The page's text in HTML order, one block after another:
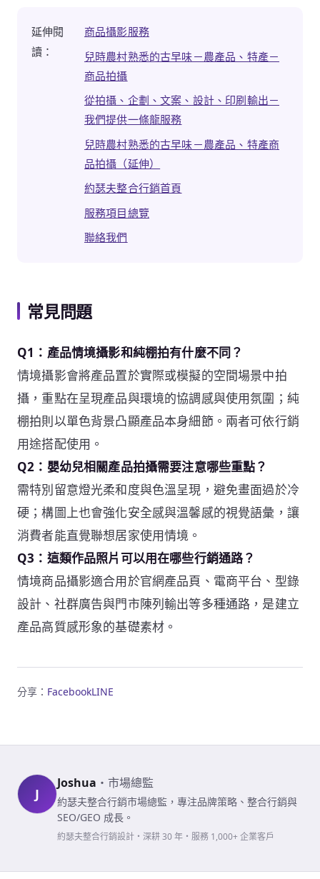
延伸閱
讀：
商品攝影服務
兒時農村熟悉的古早味－農產品、特產－
商品拍攝
從拍攝、企劃、文案、設計、印刷輸出－
我們提供一條龍服務
兒時農村熟悉的古早味－農產品、特產商
品拍攝（延伸）
約瑟夫整合行銷首頁
服務項目總覽
聯絡我們
常見問題
Q1：產品情境攝影和純棚拍有什麼不同？
情境攝影會將產品置於實際或模擬的空間場景中拍
攝，重點在呈現產品與環境的協調感與使用氛圍；純
棚拍則以單色背景凸顯產品本身細節。兩者可依行銷
用途搭配使用。
Q2：嬰幼兒相關產品拍攝需要注意哪些重點？
需特別留意燈光柔和度與色溫呈現，避免畫面過於冷
硬；構圖上也會強化安全感與溫馨感的視覺語彙，讓
消費者能直覺聯想居家使用情境。
Q3：這類作品照片可以用在哪些行銷通路？
情境商品攝影適合用於官網產品頁、電商平台、型錄
設計、社群廣告與門市陳列輸出等多種通路，是建立
產品高質感形象的基礎素材。
分享： FacebookLINE
J
Joshua ・ 市場總監
約瑟夫整合行銷市場總監，專注品牌策略、整合行銷與
SEO/GEO 成長。
約瑟夫整合行銷設計・深耕 30 年・服務 1,000+ 企業客戶